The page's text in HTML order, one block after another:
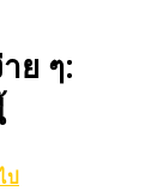
ย ๆ:
ป